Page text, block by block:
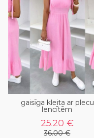
gaisīga kleita ar plecu
lencītēm
25.20 €
36.00 €